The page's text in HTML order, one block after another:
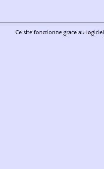
Ce site fonctionne grace au logiciel